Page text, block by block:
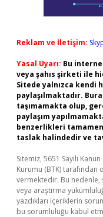
Reklam ve İletişim:
Yasal Uyarı: Bu
veya şahıs şirketi ile
Sitede yalnızca kendi
paylaşılmaktadır.
taşımamakta olup,
paylaşım
benzerlikleri
taslak halindedir ve
Sitemiz, 5651 Sayılı
Kurumu (BTK) tarafından
vermektedir. Bu
veya araştırma
yazdıkları içeriklerin
bu sorumluluğu kabul